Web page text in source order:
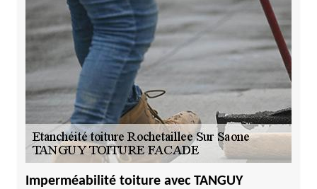
Imperméabilité toiture avec TANGUY